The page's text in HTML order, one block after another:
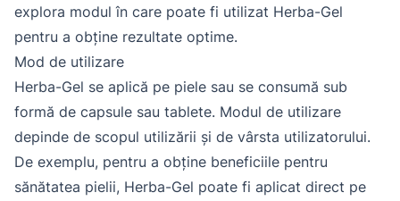
explora modul în care poate fi utilizat Herba-Gel
pentru a obține rezultate optime.
Mod de utilizare
Herba-Gel se aplică pe piele sau se consumă sub
formă de capsule sau tablete. Modul de utilizare
depinde de scopul utilizării și de vârsta utilizatorului.
De exemplu, pentru a obține beneficiile pentru
sănătatea pielii, Herba-Gel poate fi aplicat direct pe